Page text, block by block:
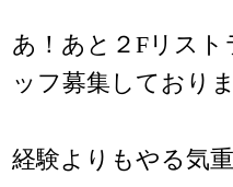
あ！あと２Fリス
ッフ募集しておりま
経験よりもやる気重